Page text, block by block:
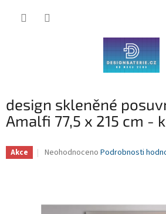
design skleněné
Amalfi 77,5 x 215 cm -
Akce
Průměrné
z
Neohodnoceno Podrobnosti